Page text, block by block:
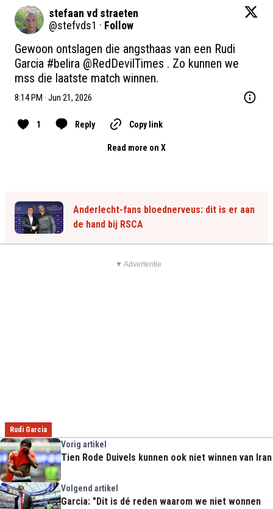
stefaan vd straeten
@stefvds1 · Follow
Gewoon ontslagen die angsthaas van een Rudi
Garcia #belira @RedDevilTimes . Zo kunnen we
mss die laatste match winnen.
8:14 PM · Jun 21, 2026
1 Reply Copy link
Read more on X
Anderlecht-fans bloednerveus: dit is er aan
de hand bij RSCA
▼ Advertentie
Rudi Garcia
Vorig artikel
Tien Rode Duivels kunnen ook niet winnen van Iran
Volgend artikel
Garcia: "Dit is dé reden waarom we niet wonnen